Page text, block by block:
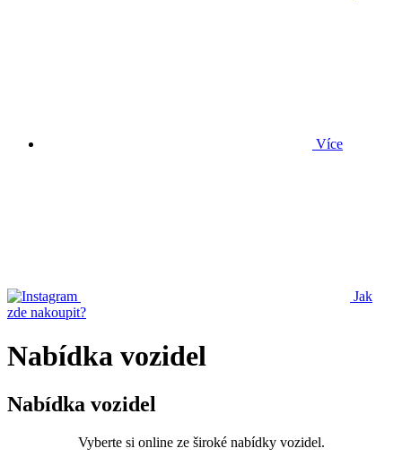
Více
Jak
zde nakoupit?
Nabídka vozidel
Nabídka vozidel
Vyberte si online ze široké nabídky vozidel.